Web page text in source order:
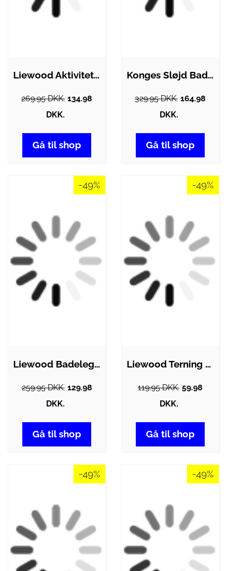
Liewood Aktivitetslegetøj - Karamo Moods…
269.95 DKK. 134.98
DKK.
Gå til shop
Konges Sløjd Badelegetøj - Silikone -…
329.95 DKK. 164.98
DKK.
Gå til shop
-49%
Liewood Badelegtøj - Jacob - 3-pak -…
259.95 DKK. 129.98
DKK.
Gå til shop
-49%
Liewood Terning - Andrew - Tuscany Rose
119.95 DKK. 59.98
DKK.
Gå til shop
-49% -49%